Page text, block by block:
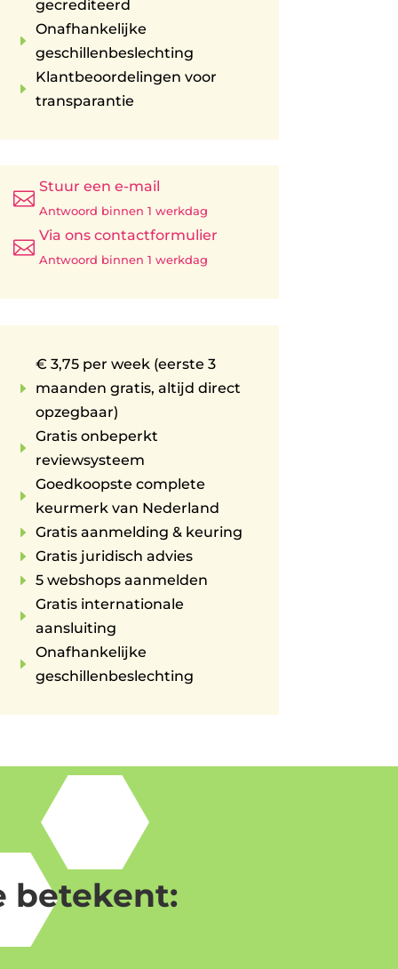
gecrediteerd
E
Onafhankelijke
geschillenbeslechting
E
Klantbeoordelingen voor
transparantie

Stuur een e-mail
Antwoord binnen 1 werkdag

Via ons contactformulier
Antwoord binnen 1 werkdag
E
€ 3,75 per week (eerste 3
maanden gratis, altijd direct
opzegbaar)
E
Gratis onbeperkt
reviewsysteem
E
Goedkoopste complete
keurmerk van Nederland
E Gratis aanmelding & keuring
E Gratis juridisch advies
E 5 webshops aanmelden
E
Gratis internationale
aansluiting
E
Onafhankelijke
geschillenbeslechting
betekent: